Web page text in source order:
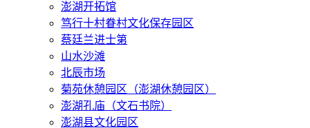
澎湖开拓馆
笃行十村眷村文化保存园区
蔡廷兰进士第
山水沙滩
北辰市场
菊苑休憩园区（澎湖休憩园区）
澎湖孔庙（文石书院）
澎湖县文化园区